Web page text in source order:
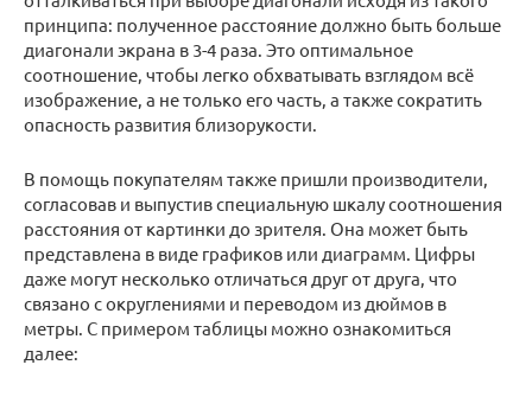
принципа: полученное расстояние должно быть больше
диагонали экрана в 3-4 раза. Это оптимальное
соотношение, чтобы легко обхватывать взглядом всё
изображение, а не только его часть, а также сократить
опасность развития близорукости.
В помощь покупателям также пришли производители,
согласовав и выпустив специальную шкалу соотношения
расстояния от картинки до зрителя. Она может быть
представлена в виде графиков или диаграмм. Цифры
даже могут несколько отличаться друг от друга, что
связано с округлениями и переводом из дюймов в
метры. С примером таблицы можно ознакомиться
далее: